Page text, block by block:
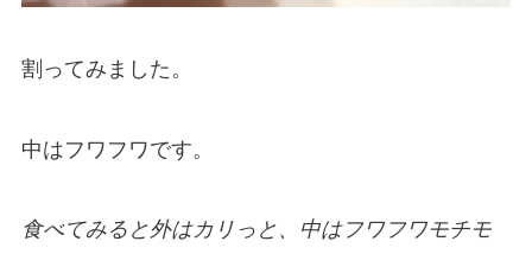
割ってみました。
中はフワフワです。
食べてみると外はカリっと、中はフワフワモチモ